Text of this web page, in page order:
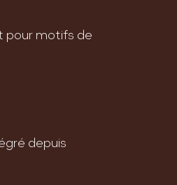
pour motifs de
depuis